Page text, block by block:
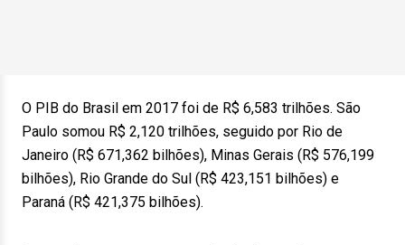
O PIB do Brasil em 2017 foi de R$ 6,583 trilhões. São
Paulo somou R$ 2,120 trilhões, seguido por Rio de
Janeiro (R$ 671,362 bilhões), Minas Gerais (R$ 576,199
bilhões), Rio Grande do Sul (R$ 423,151 bilhões) e
Paraná (R$ 421,375 bilhões).